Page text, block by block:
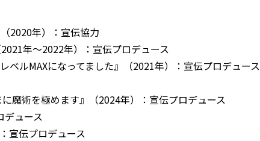
2020年）：宣伝協力
年～2022年）：宣伝プロデュース
ベルMAXになってました』（2021年）：宣伝プロデュース
魔術を極めます』（2024年）：宣伝プロデュース
デュース
宣伝プロデュース